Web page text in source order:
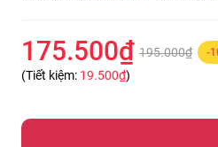
175.500₫ 195.000₫ -
(Tiết kiệm: 19.500₫)